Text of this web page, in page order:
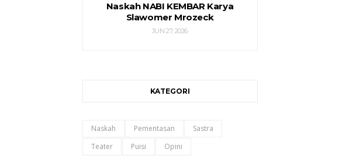
Naskah NABI KEMBAR Karya
Slawomer Mrozeck
JUN 27, 2026
KATEGORI
Naskah Pementasan
Sastra
Teater
Puisi
Opini